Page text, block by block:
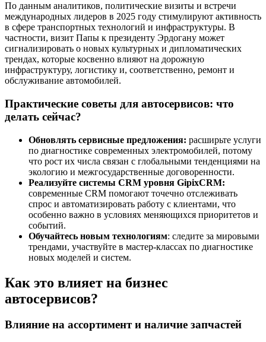
По данным аналитиков, политические визиты и встречи
международных лидеров в 2025 году стимулируют активность
в сфере транспортных технологий и инфраструктуры. В
частности, визит Папы к президенту Эрдогану может
сигнализировать о новых культурных и дипломатических
трендах, которые косвенно влияют на дорожную
инфраструктуру, логистику и, соответственно, ремонт и
обслуживание автомобилей.
Практические советы для автосервисов: что
делать сейчас?
Обновлять сервисные предложения: расширьте услуги
по диагностике современных электромобилей, потому
что рост их числа связан с глобальными тенденциями на
экологию и межгосударственные договоренности.
Реализуйте системы CRM уровня GipixCRM:
современные CRM помогают точечно отслеживать
спрос и автоматизировать работу с клиентами, что
особенно важно в условиях меняющихся приоритетов и
событий.
Обучайтесь новым технологиям: следите за мировыми
трендами, участвуйте в мастер-классах по диагностике
новых моделей и систем.
Как это влияет на бизнес
автосервисов?
Влияние на ассортимент и наличие запчастей